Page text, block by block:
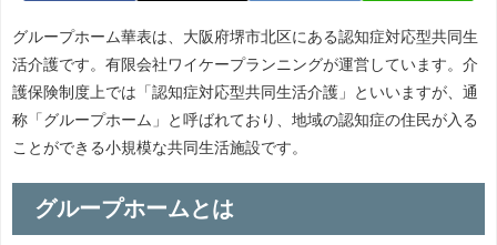
グループホーム華表は、大阪府堺市北区にある認知症対応型共同生
活介護です。有限会社ワイケープランニングが運営しています。介
護保険制度上では「認知症対応型共同生活介護」といいますが、通
称「グループホーム」と呼ばれており、地域の認知症の住民が入る
ことができる小規模な共同生活施設です。
グループホームとは